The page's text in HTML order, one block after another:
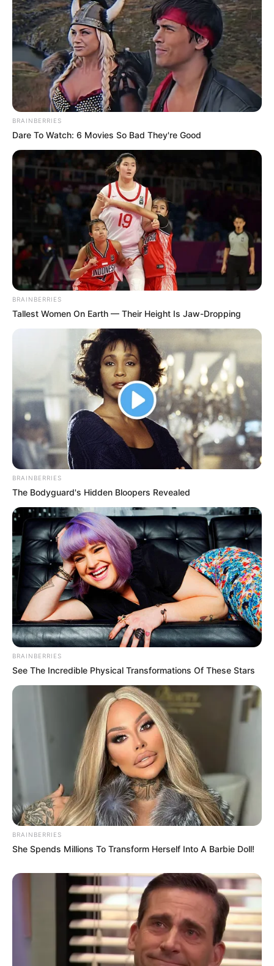
BRAINBERRIES
Dare To Watch: 6 Movies So Bad They're Good
BRAINBERRIES
Tallest Women On Earth — Their Height Is Jaw-Dropping
BRAINBERRIES
The Bodyguard's Hidden Bloopers Revealed
BRAINBERRIES
See The Incredible Physical Transformations Of These Stars
BRAINBERRIES
She Spends Millions To Transform Herself Into A Barbie Doll!